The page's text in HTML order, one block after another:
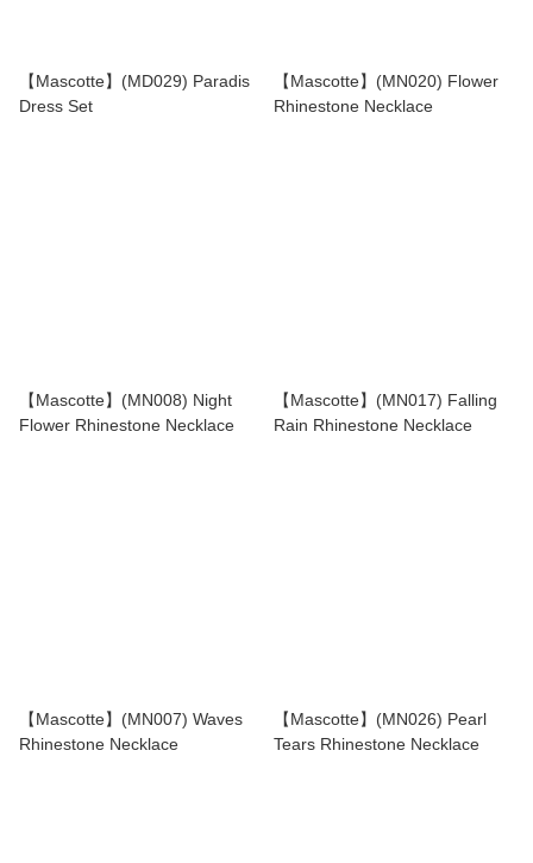
【Mascotte】(MD029) Paradis
Dress Set
【Mascotte】(MN020) Flower
Rhinestone Necklace
【Mascotte】(MN008) Night
Flower Rhinestone Necklace
【Mascotte】(MN017) Falling
Rain Rhinestone Necklace
【Mascotte】(MN007) Waves
Rhinestone Necklace
【Mascotte】(MN026) Pearl
Tears Rhinestone Necklace